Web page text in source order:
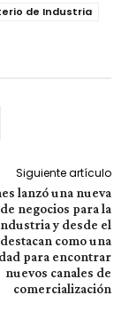
de Industria
Siguiente artículo
lanzó una nueva
negocios para la
y desde el
como una
para encontrar
nuevos canales de
comercialización